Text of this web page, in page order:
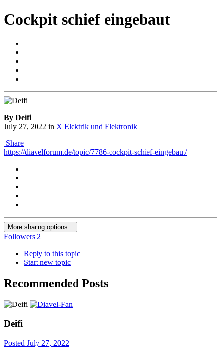
Cockpit schief eingebaut
By Deifi
July 27, 2022 in X Elektrik und Elektronik
Share
https://diavelforum.de/topic/7786-cockpit-schief-eingebaut/
More sharing options...
Followers 2
Reply to this topic
Start new topic
Recommended Posts
Deifi
Posted July 27, 2022